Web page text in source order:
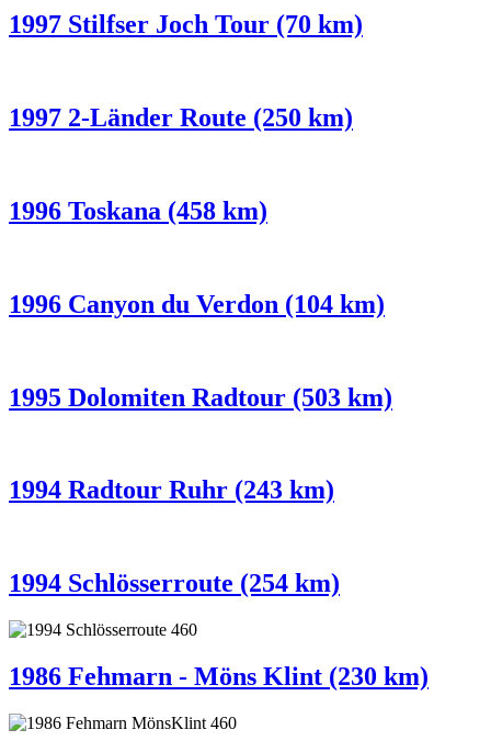
1997 Stilfser Joch Tour (70 km)
1997 2-Länder Route (250 km)
1996 Toskana (458 km)
1996 Canyon du Verdon (104 km)
1995 Dolomiten Radtour (503 km)
1994 Radtour Ruhr (243 km)
1994 Schlösserroute (254 km)
1986 Fehmarn - Möns Klint (230 km)